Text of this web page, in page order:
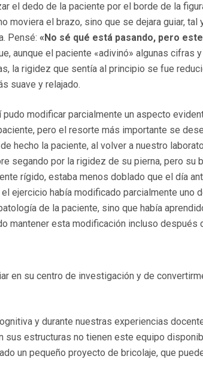
el dedo de la paciente por el borde de la
moviera el brazo, sino que se dejara guiar, tal
Pensé: «No sé qué está pasando, pero
aunque el paciente «adivinó» algunas cifras
la rigidez que sentía al principio se fue
suave y relajado.
pudo modificar parcialmente un aspecto
pero el resorte más importante se
hecho la paciente, al volver a nuestro
segando por la rigidez de su pierna, pero su
rígido, estaba menos doblado que el día
el ejercicio había modificado parcialmente uno
de la paciente, sino que había
mantener esta modificación incluso después
en su centro de investigación y de
y durante nuestras experiencias
sus estructuras no tienen este equipo
un pequeño proyecto de bricolaje, que